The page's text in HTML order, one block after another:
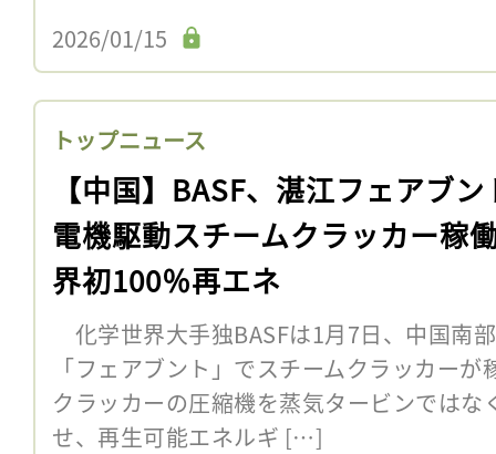
2026/01/15
トップニュース
【中国】BASF、湛江フェアブ
電機駆動スチームクラッカー稼
界初100％再エネ
化学世界大手独BASFは1月7日、中国南
「フェアブント」でスチームクラッカー
クラッカーの圧縮機を蒸気タービンでは
せ、再生可能エネルギ […]